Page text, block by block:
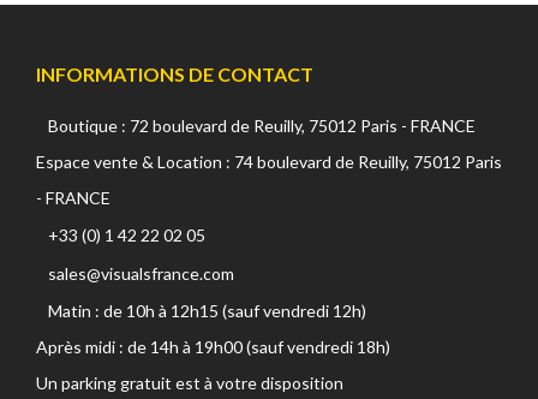
INFORMATIONS DE CONTACT
Boutique : 72 boulevard de Reuilly, 75012 Paris - FRANCE
Espace vente & Location : 74 boulevard de Reuilly, 75012 Paris
- FRANCE
+33 (0) 1 42 22 02 05
sales@visualsfrance.com
Matin : de 10h à 12h15 (sauf vendredi 12h)
Après midi : de 14h à 19h00 (sauf vendredi 18h)
Un parking gratuit est à votre disposition